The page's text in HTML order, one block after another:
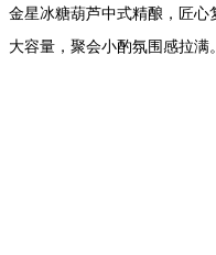
金星冰糖葫芦中式精酿，匠
大容量，聚会小酌氛围感拉满。